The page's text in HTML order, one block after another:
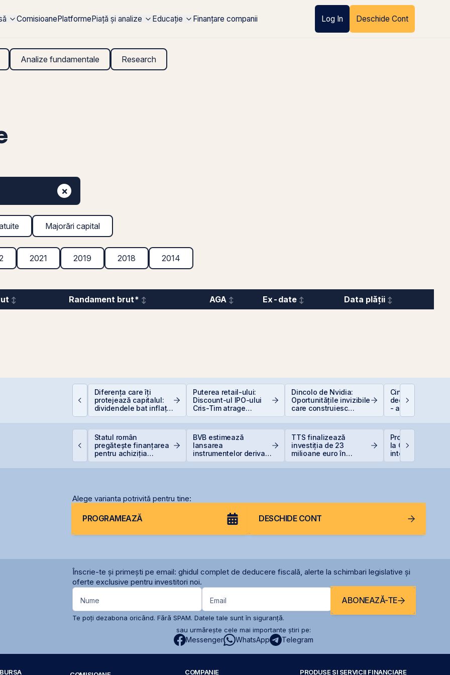
ComisioanePlatformePiață și analize Educație Finanțare companii Log In Deschide Cont
Analize fundamentale Research
×
Majorări capital
2021 2019 2018 2014
Randament brut* AGA Ex-date Data plății
Diferența care îți
protejează capitalul:
dividendele bat inflația
(+5% vs. −6%)
Puterea retail-ului:
Discount-ul IPO-ului
Cris-Tim atrage
subscrieri de peste 2
a companiei
Dincolo de Nvidia:
Oportunitățile invizibile
care construiesc
viitorul AI
Cine e eligibil
deducerea de
- angajați vs. PFA
Statul român
pregătește finanțarea
pentru achiziția
BVB estimează
lansarea
instrumentelor derivate
TTS finalizează
investiția de 23
milioane euro în
Producția
la Cernavodă,
integral din
secetei
Alege varianta potrivită pentru tine:
PROGRAMEAZĂ DESCHIDE CONT
Înscrie-te și primești pe email: ghidul complet de deducere fiscală, alerte la schimbari legislative și
oferte exclusive pentru investitori noi.
Nume Email ABONEAZĂ-TE
Te poți dezabona oricând. Fără SPAM. Datele tale sunt în siguranță.
sau urmărește cele mai importante știri pe:
Messenger WhatsApp Telegram
COMPANIE PRODUSE ȘI SERVICII FINANCIARE